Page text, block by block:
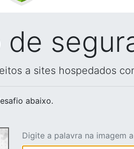
a sites hospedados
abaixo.
Digite a palavra na imagem